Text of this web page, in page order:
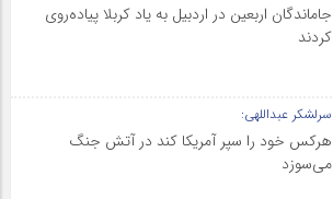
جاماندگان اربعین در اردبیل به یاد کربلا پیاده‌روی
کردند
سرلشکر عبداللهی:
هرکس خود را سپر آمریکا کند در آتش جنگ
می‌سوزد